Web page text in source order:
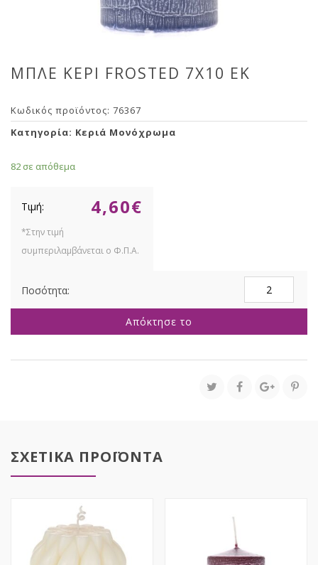
ΜΠΛΕ ΚΕΡΙ FROSTED 7Χ10 ΕΚ
Κωδικός προϊόντος: 76367
Κατηγορία: Κεριά Μονόχρωμα
82 σε απόθεμα
4,60€
FROSTED
ΕΚ
Απόκτησε το
ΣΧΕΤΙΚΑ ΠΡΟΪΟΝΤΑ